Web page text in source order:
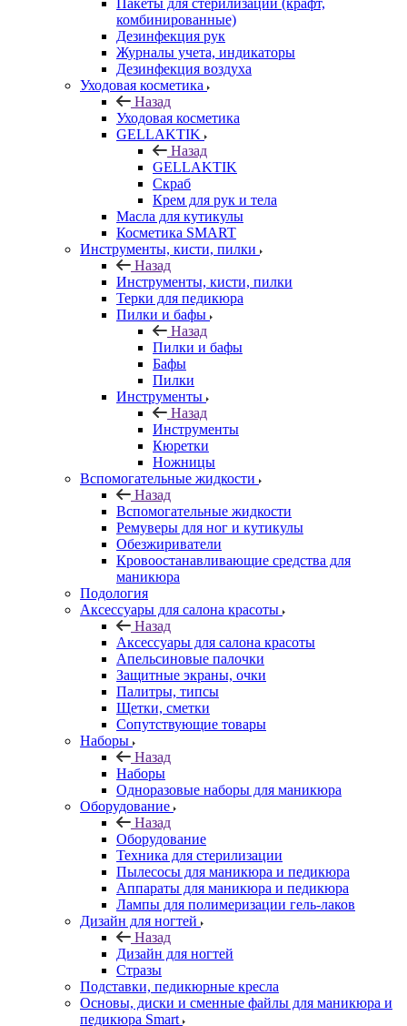
Пакеты для стерилизации (крафт,
комбинированные)
Дезинфекция рук
Журналы учета, индикаторы
Дезинфекция воздуха
Уходовая косметика
Назад
Уходовая косметика
GELLAKTIK
Назад
GELLAKTIK
Скраб
Крем для рук и тела
Масла для кутикулы
Косметика SMART
Инструменты, кисти, пилки
Назад
Инструменты, кисти, пилки
Терки для педикюра
Пилки и бафы
Назад
Пилки и бафы
Бафы
Пилки
Инструменты
Назад
Инструменты
Кюретки
Ножницы
Вспомогательные жидкости
Назад
Вспомогательные жидкости
Ремуверы для ног и кутикулы
Обезжириватели
Кровоостанавливающие средства для
маникюра
Подология
Аксессуары для салона красоты
Назад
Аксессуары для салона красоты
Апельсиновые палочки
Защитные экраны, очки
Палитры, типсы
Щетки, сметки
Сопутствующие товары
Наборы
Назад
Наборы
Одноразовые наборы для маникюра
Оборудование
Назад
Оборудование
Техника для стерилизации
Пылесосы для маникюра и педикюра
Аппараты для маникюра и педикюра
Лампы для полимеризации гель-лаков
Дизайн для ногтей
Назад
Дизайн для ногтей
Стразы
Подставки, педикюрные кресла
Основы, диски и сменные файлы для маникюра и
педикюра Smart